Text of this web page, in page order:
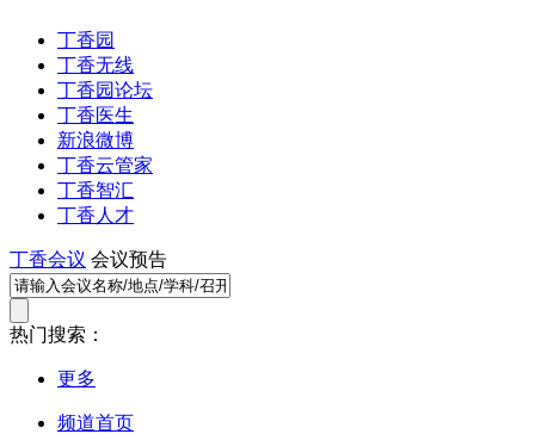
丁香园
丁香无线
丁香园论坛
丁香医生
新浪微博
丁香云管家
丁香智汇
丁香人才
丁香会议 会议预告
热门搜索：
更多
频道首页